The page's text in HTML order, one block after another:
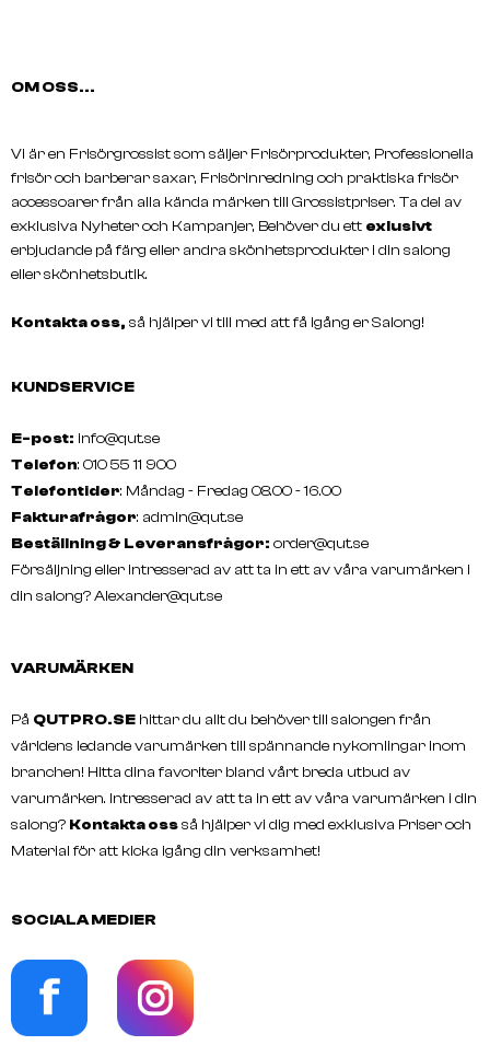
OM OSS...
Vi är en Frisörgrossist som säljer Frisörprodukter, Professionella
frisör och barberar saxar, Frisörinredning och praktiska frisör
accessoarer från alla kända märken till Grossistpriser. Ta del av
exklusiva Nyheter och Kampanjer, Behöver du ett exlusivt
erbjudande på färg eller andra skönhetsprodukter i din salong
eller skönhetsbutik.
Kontakta oss, så hjälper vi till med att få igång er Salong!
KUNDSERVICE
E-post: info@qut.se
Telefon: 010 55 11 900
Telefontider: Måndag - Fredag 08.00 - 16.00
Fakturafrågor: admin@qut.se
Beställning & Leveransfrågor: order@qut.se
Försäljning eller intresserad av att ta in ett av våra varumärken i
din salong?Alexander@qut.se
VARUMÄRKEN
På QUTPRO.SE hittar du allt du behöver till salongen från
världens ledande varumärken till spännande nykomlingar inom
branchen! Hitta dina favoriter bland vårt breda utbud av
varumärken. Intresserad av att ta in ett av våra varumärken i din
salong? Kontakta ossså hjälper vi dig med exklusiva Priser och
Material för att kicka igång din verksamhet!
SOCIALA MEDIER